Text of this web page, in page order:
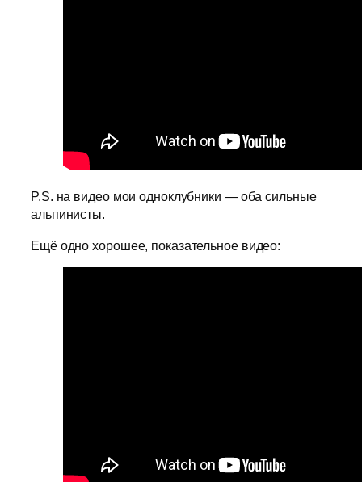
P.S. на видео мои одноклубники — оба сильные
альпинисты.
Ещё одно хорошее, показательное видео: